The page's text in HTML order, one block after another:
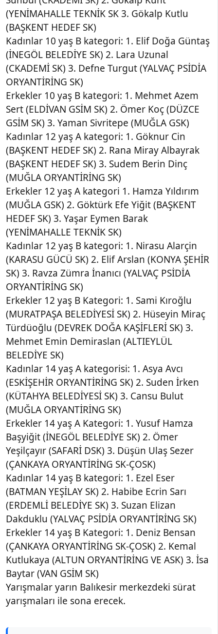
(YENİMAHALLE TEKNİK SK 3. Gökalp Kutlu
(BAŞKENT HEDEF SK)
Kadınlar 10 yaş B kategori: 1. Elif Doğa Güntaş
(İNEGÖL BELEDİYE SK) 2. Lara Uzunal
(CKADEMİ SK) 3. Defne Turgut (YALVAÇ PSİDİA
ORYANTİRİNG SK)
Erkekler 10 yaş B kategori: 1. Mehmet Azem
Sert (ELDİVAN GSİM SK) 2. Ömer Koç (DÜZCE
GSİM SK) 3. Yaman Sivritepe (MUĞLA GSK)
Kadınlar 12 yaş A kategori: 1. Göknur Cin
(BAŞKENT HEDEF SK) 2. Rana Miray Albayrak
(BAŞKENT HEDEF SK) 3. Sudem Berin Dinç
(MUĞLA ORYANTİRİNG SK)
Erkekler 12 yaş A kategori 1. Hamza Yıldırım
(MUĞLA GSK) 2. Göktürk Efe Yiğit (BAŞKENT
HEDEF SK) 3. Yaşar Eymen Barak
(YENİMAHALLE TEKNİK SK)
Kadınlar 12 yaş B kategori: 1. Nirasu Alarçin
(KARASU GÜCÜ SK) 2. Elif Arslan (KONYA ŞEHİR
SK) 3. Ravza Zümra İnanıcı (YALVAÇ PSİDİA
ORYANTİRİNG SK)
Erkekler 12 yaş B Kategori: 1. Sami Kıroğlu
(MURATPAŞA BELEDİYESİ SK) 2. Hüseyin Miraç
Türdüoğlu (DEVREK DOĞA KAŞİFLERİ SK) 3.
Mehmet Emin Demiraslan (ALTIEYLÜL
BELEDİYE SK)
Kadınlar 14 yaş A kategorisi: 1. Asya Avcı
(ESKİŞEHİR ORYANTİRİNG SK) 2. Suden İrken
(KÜTAHYA BELEDİYESİ SK) 3. Cansu Bulut
(MUĞLA ORYANTİRİNG SK)
Erkekler 14 yaş A Kategori: 1. Yusuf Hamza
Başyiğit (İNEGÖL BELEDİYE SK) 2. Ömer
Yeşilçayır (SAFARİ DSK) 3. Düşün Ulaş Sezer
(ÇANKAYA ORYANTİRİNG SK-ÇOSK)
Kadınlar 14 yaş B kategori: 1. Ezel Eser
(BATMAN YEŞİLAY SK) 2. Habibe Ecrin Sarı
(ERDEMLİ BELEDİYE SK) 3. Suzan Elizan
Dakduklu (YALVAÇ PSİDİA ORYANTİRİNG SK)
Erkekler 14 yaş B Kategori: 1. Deniz Bensan
(ÇANKAYA ORYANTİRİNG SK-ÇOSK) 2. Kemal
Kutlukaya (ALTUN ORYANTİRİNG VE ASK) 3. İsa
Baytar (VAN GSİM SK)
Yarışmalar yarın Balıkesir merkezdeki sürat
yarışmaları ile sona erecek.